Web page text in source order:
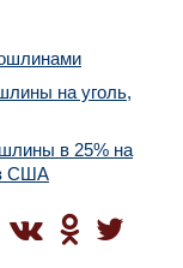
на уголь,
в 25% на
США